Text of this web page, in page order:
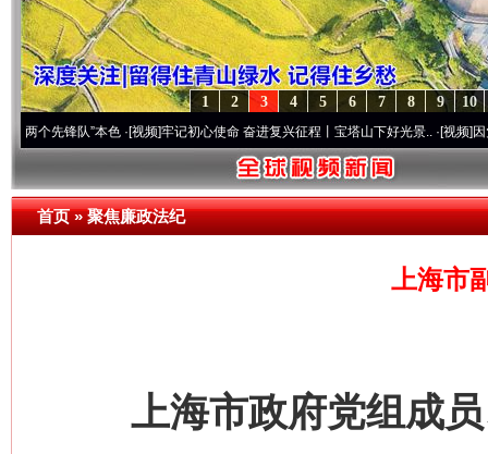
10
9
8
7
6
5
4
3
2
1
队”本色·[视频]牢记初心使命 奋进复兴征程丨宝塔山下好光景..·[视频]因党而生 为
首页»聚焦廉政法纪
上海市
上海市政府党组成员